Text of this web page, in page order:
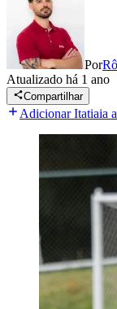
Por
Atualizado há 1 ano
Compartilhar
Adicionar Itatiaia